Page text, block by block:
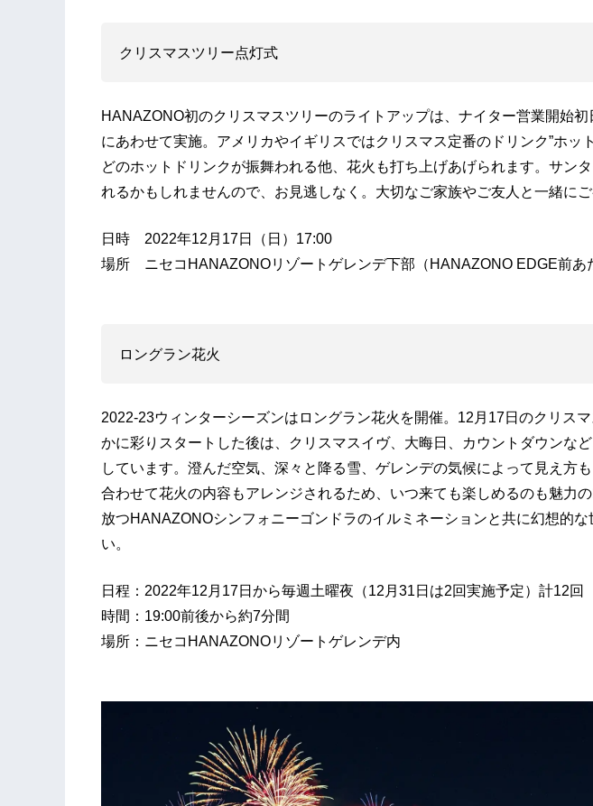
クリスマスツリー点灯式
HANAZONO初のクリスマスツリーのライトアップは、ナイター営業開始初
にあわせて実施。アメリカやイギリスではクリスマス定番のドリンク”ホッ
どのホットドリンクが振舞われる他、花火も打ち上げあげられます。サン
れるかもしれませんので、お見逃しなく。大切なご家族やご友人と一緒にご
日時 2022年12月17日（日）17:00
場所 ニセコHANAZONOリゾートゲレンデ下部（HANAZONO EDGE前あ
ロングラン花火
2022-23ウィンターシーズンはロングラン花火を開催。12月17日のクリス
かに彩りスタートした後は、クリスマスイヴ、大晦日、カウントダウンな
しています。澄んだ空気、深々と降る雪、ゲレンデの気候によって見え方
合わせて花火の内容もアレンジされるため、いつ来ても楽しめるのも魅力
放つHANAZONOシンフォニーゴンドラのイルミネーションと共に幻想的な
い。
日程：2022年12月17日から毎週土曜夜（12月31日は2回実施予定）計12回
時間：19:00前後から約7分間
場所：ニセコHANAZONOリゾートゲレンデ内